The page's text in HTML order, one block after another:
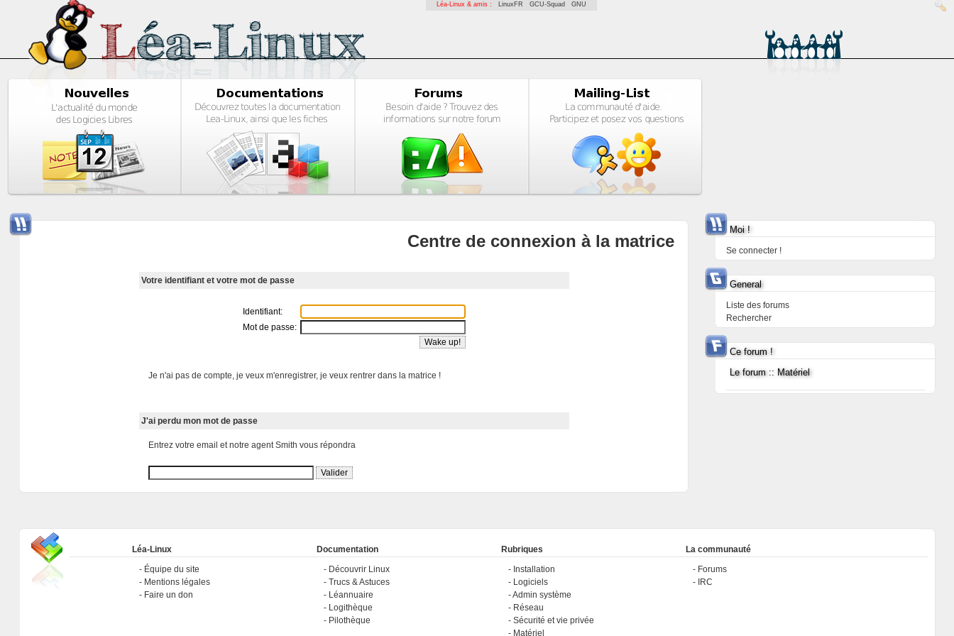
Léa-Linux & amis : LinuxFR GCU-Squad GNU
Centre de connexion à la matrice
Votre identifiant et votre mot de passe
Identifiant:
Mot de passe:
Je n'ai pas de compte, je veux m'enregistrer, je veux rentrer dans la matrice !
J'ai perdu mon mot de passe
Entrez votre email et notre agent Smith vous répondra
Moi !
Se connecter !
General
Liste des forums
Rechercher
Ce forum !
Le forum :: Matériel
Léa-Linux
Équipe du site
Mentions légales
Faire un don
Documentation
Découvrir Linux
Trucs & Astuces
Léannuaire
Logithèque
Pilothèque
Rubriques
Installation
Logiciels
Admin système
Réseau
Sécurité et vie privée
Matériel
La communauté
Forums
IRC